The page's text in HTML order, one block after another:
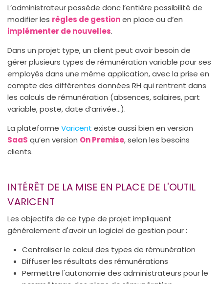
L’administrateur possède donc l’entière possibilité de
modifier les règles de gestionen place ou d’en
implémenter de nouvelles.
Dans un projet type, un client peut avoir besoin de
gérer plusieurs types de rémunération variable pour ses
employés dans une même application, avec la prise en
compte des différentes données RH qui rentrent dans
les calculs de rémunération (absences, salaires, part
variable, poste, date d’arrivée…).
La plateforme Varicent existe aussi bien en version
SaaS qu’en version On Premise, selon les besoins
clients.
INTÉRÊT DE LA MISE EN PLACE DE L'OUTIL
VARICENT
Les objectifs de ce type de projet impliquent
généralement d'avoir un logiciel de gestion pour :
Centraliser le calcul des types de rémunération
Diffuser les résultats des rémunérations
Permettre l'autonomie des administrateurs pour le